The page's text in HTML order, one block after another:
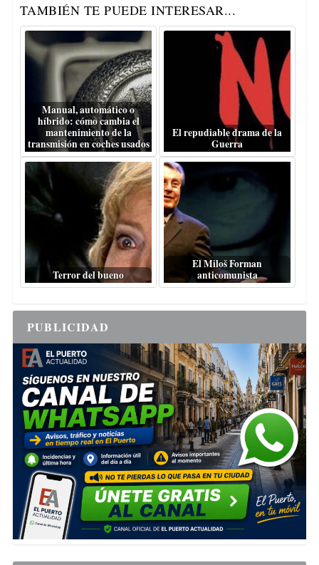
TAMBIÉN TE PUEDE INTERESAR...
Manual, automático o
híbrido: cómo cambia el
mantenimiento de la
transmisión en coches usados
El repudiable drama de la
Guerra
Terror del bueno
El Miloš Forman
anticomunista
PUBLICIDAD